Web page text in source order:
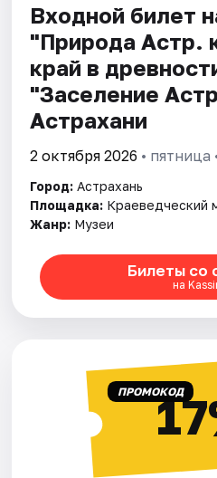
Входной билет
"Природа Астр.
край в
"Заселение
Астрахани
2 октября 2026 • пятница
Город: Астрахань
Площадка: Краеведческий
Жанр: Музеи
Билеты со
на
ПРОМОКОД